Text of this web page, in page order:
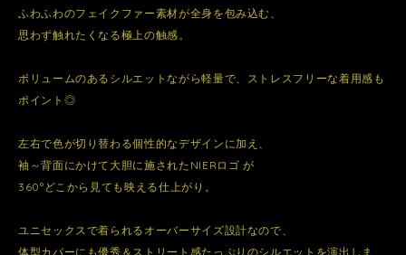
ふわふわのフェイクファー素材が全身を包み込む、
思わず触れたくなる極上の触感。
ボリュームのあるシルエットながら軽量で、ストレスフリーな着用感も
ポイント◎
左右で色が切り替わる個性的なデザインに加え、
袖～背面にかけて大胆に施されたNIERロゴ が
360°どこから見ても映える仕上がり。
ユニセックスで着られるオーバーサイズ設計なので、
体型カバーにも優秀＆ストリート感たっぷりのシルエットを演出しま